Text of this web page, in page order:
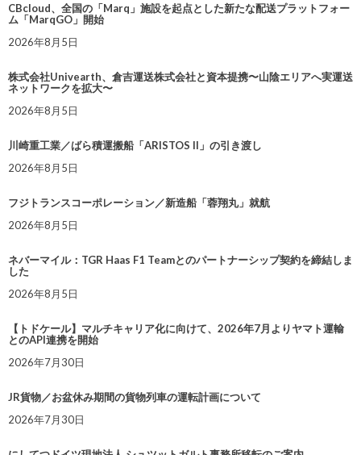
CBcloud、全国の「Marq」施設を起点とした新たな配送プラットフォー
ム「MarqGO」開始
2026年8月5日
株式会社Univearth、倉吉運送株式会社と資本提携〜山陰エリアへ実運送
ネットワークを拡大〜
2026年8月5日
川崎重工業／ばら積運搬船「ARISTOS II」の引き渡し
2026年8月5日
フジトランスコーポレーション／新造船「蓉翔丸」就航
2026年8月5日
ネバーマイル：TGR Haas F1 Teamとのパートナーシップ契約を締結しま
した
2026年8月5日
【トドケール】マルチキャリア化に向けて、2026年7月よりヤマト運輸
とのAPI連携を開始
2026年7月30日
JR貨物／お盆休み期間の貨物列車の運転計画について
2026年7月30日